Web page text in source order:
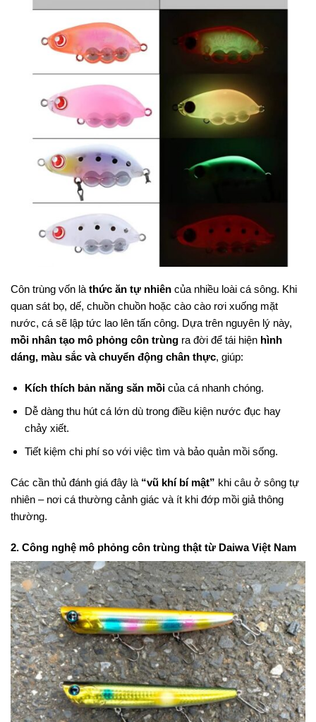
Côn trùng vốn là thức ăn tự nhiên của nhiều loài cá sông. Khi
quan sát bọ, dế, chuồn chuồn hoặc cào cào rơi xuống mặt
nước, cá sẽ lập tức lao lên tấn công. Dựa trên nguyên lý này,
mồi nhân tạo mô phỏng côn trùng ra đời để tái hiện hình
dáng, màu sắc và chuyển động chân thực, giúp:
Kích thích bản năng săn mồicủa cá nhanh chóng.
Dễ dàng thu hút cá lớn dù trong điều kiện nước đục hay
chảy xiết.
Tiết kiệm chi phí so với việc tìm và bảo quản mồi sống.
Các cần thủ đánh giá đây là “vũ khí bí mật” khi câu ở sông tự
nhiên – nơi cá thường cảnh giác và ít khi đớp mồi giả thông
thường.
2. Công nghệ mô phỏng côn trùng thật từ Daiwa Việt Nam